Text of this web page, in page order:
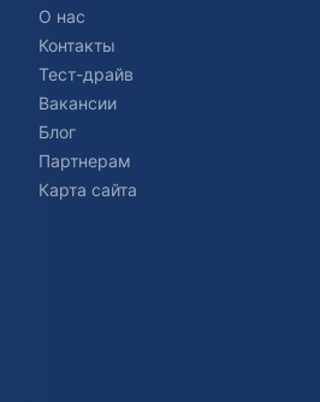
О нас
Контакты
Тест-драйв
Вакансии
Блог
Партнерам
Карта сайта